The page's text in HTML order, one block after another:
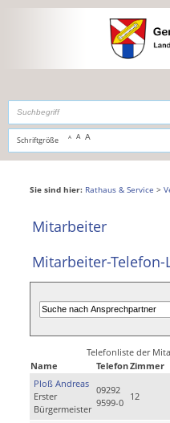
,zur Navigationoderzur
Schriftgröße A A A
Sie sind hier: Rathaus & Service >
Mitarbeiter
Mitarbeiter-Telefon-
Telefonliste der
Name
TelefonZimmer
Ploß Andreas
Erster
Bürgermeister
09292
9599-0
12